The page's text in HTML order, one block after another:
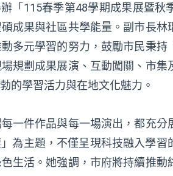
「115春季第48學期成果展暨秋
成果與社區共學能量。副市長林
多元學習的努力，鼓勵市民秉持
規劃成果展演、互動闖關、市集
的學習活力與在地文化魅力。
一件作品與每一場演出，都充分
為主題，不僅呈現科技融入學習
生活。她強調，市府將持續推動